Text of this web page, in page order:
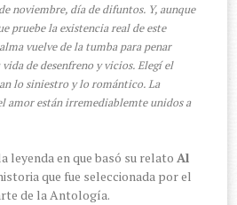
noviembre, día de difuntos. Y, aunque
pruebe la existencia real de este
vuelve de la tumba para penar
de desenfreno y vicios. Elegí el
lo siniestro y lo romántico. La
amor están irremediablemte unidos a
leyenda en que basó su relatoAl
que fue seleccionada por el
de la Antología.